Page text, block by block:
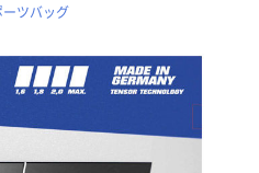
ツバッグ